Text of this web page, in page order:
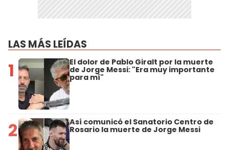
LAS MÁS LEÍDAS
1 El dolor de Pablo Giralt por la muerte
de Jorge Messi: "Era muy importante
para mí"
2 Así comunicó el Sanatorio Centro de
Rosario la muerte de Jorge Messi